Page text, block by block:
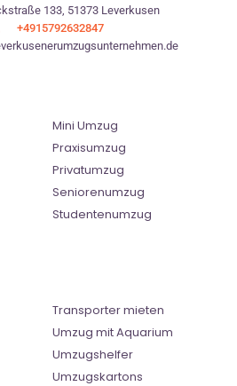
133, 51373 Leverkusen
+4915792632847
Mini Umzug
Praxisumzug
Privatumzug
Seniorenumzug
Studentenumzug
Transporter mieten
Umzug mit Aquarium
Umzugshelfer
Umzugskartons